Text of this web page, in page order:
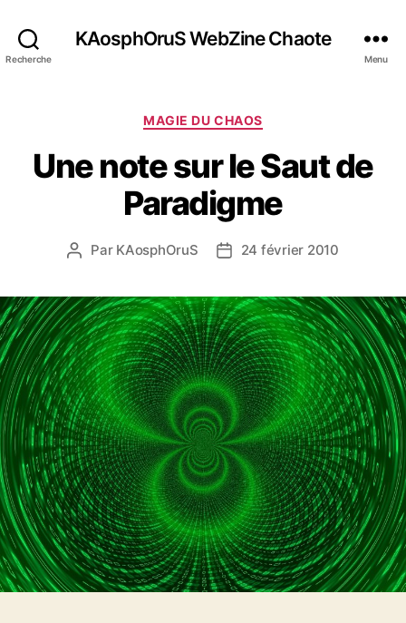
Recherche
KAosphOruS WebZine Chaote
Menu
C
t
é
g
o
s
MAGIE DU CHAOS
Une note sur le Saut de
Paradigme
A
e
u
r
d
e
l
’
a
r
t
i
c
l
e
Par KAosphOruS
D
e
d
e
l
’
a
r
t
i
c
l
e
24 février 2010